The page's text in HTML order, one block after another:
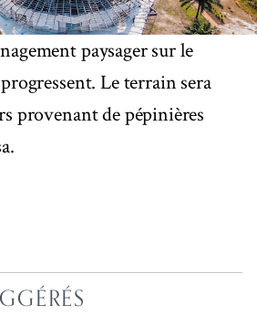
paysager sur le
Le terrain sera
provenant de pépinières